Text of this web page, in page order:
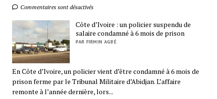
Commentaires sont désactivés
Côte d’Ivoire : un policier suspendu de
salaire condamné à 6 mois de prison
PAR FIRMIN AGBÉ
En Côte d’Ivoire, un policier vient d’être condamné à 6 mois de
prison ferme par le Tribunal Militaire d’Abidjan. L’affaire
remonte à l’année dernière, lors...